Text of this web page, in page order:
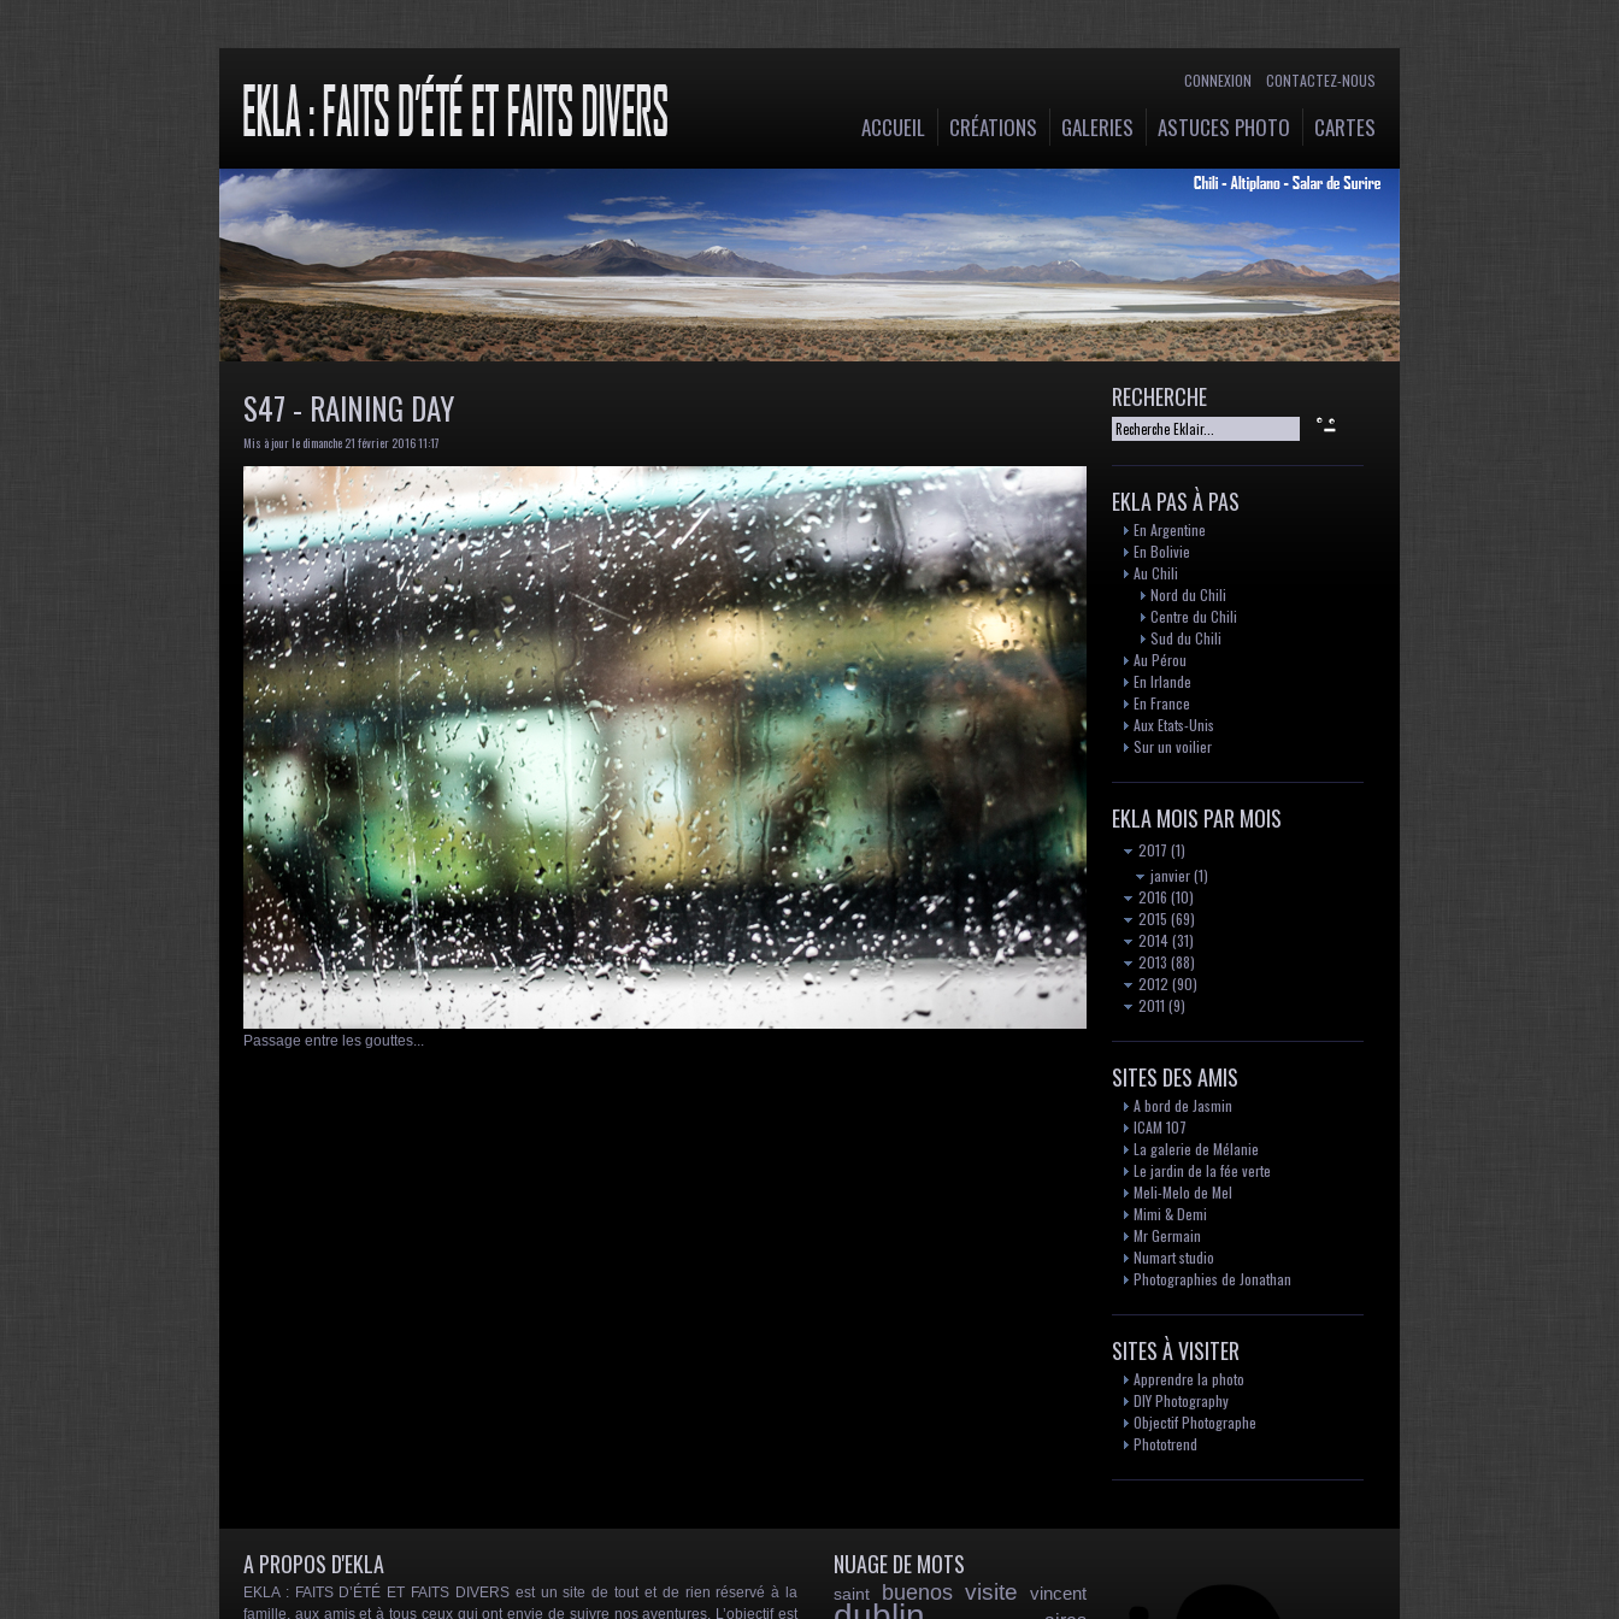
CONNEXION CONTACTEZ-NOUS
ACCUEIL CRÉATIONS GALERIES ASTUCES PHOTO CARTES
S47 - RAINING DAY
Mis à jour le dimanche 21 février 2016 11:17
Passage entre les gouttes...
RECHERCHE
EKLA PAS À PAS
En Argentine
En Bolivie
Au Chili
Nord du Chili
Centre du Chili
Sud du Chili
Au Pérou
En Irlande
En France
Aux Etats-Unis
Sur un voilier
EKLA MOIS PAR MOIS
2017 (1)
janvier(1)
2016 (10)
2015 (69)
2014(31)
2013 (88)
2012 (90)
2011 (9)
SITES DES AMIS
A bord de Jasmin
ICAM 107
La galerie de Mélanie
Le jardin de la fée verte
Meli-Melo de Mel
Mimi & Demi
Mr Germain
Numart studio
Photographies de Jonathan
SITES À VISITER
Apprendre la photo
DIY Photography
Objectif Photographe
Phototrend
A PROPOS D'EKLA
EKLA : FAITS D’ÉTÉ ET FAITS DIVERS est un site de tout et de rien réservé à la
famille, aux amis et à tous ceux qui ont envie de suivre nos aventures. L’objectif est
NUAGE DE MOTS
saint buenos visite vincent